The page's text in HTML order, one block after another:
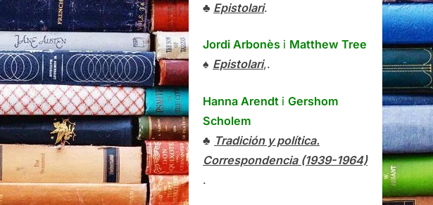
♣ Epistolari.
Jordi Arbonès i Matthew Tree
♠ Epistolari,.
Hanna Arendt i Gershom
Scholem
♣ Tradición y política.
Correspondencia (1939-1964)
.